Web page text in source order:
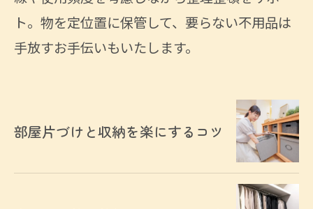
ト。物を定位置に保管して、要らない不用品は
手放すお手伝いもいたします。
部屋片づけと収納を楽にするコツ